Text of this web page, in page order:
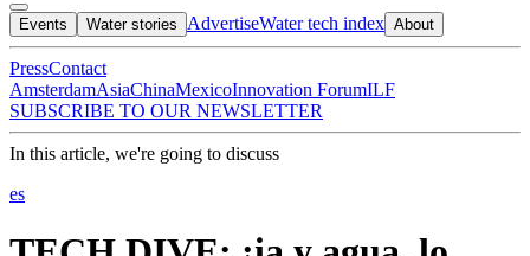
Events Water stories AdvertiseWater tech index About
PressContact
AmsterdamAsiaChinaMexicoInnovation ForumILF
SUBSCRIBE TO OUR NEWSLETTER
In this article, we're going to discuss
es